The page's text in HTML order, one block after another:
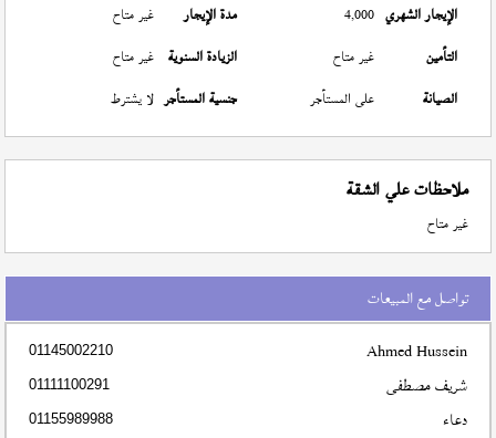
الإيجار الشهري 4,000 مدة الإيجار
غير متاح
التأمين
غير متاح الزيادة السنوية غير متاح
الصيانة
على المستأجر جنسية المستأجر لا يشترط
ملاحظات علي الشقة
غير متاح
تواصل مع المبيعات
Ahmed Hussein
01145002210
شريف مصطفى 01111100291
دعاء 01155989988